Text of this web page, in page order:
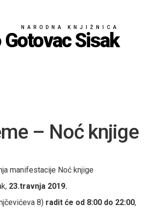
NARODNA KNJIŽNICA
Gotovac Sisak
– Noć knjige
manifestacije Noć knjige
23.travnja 2019.
8) radit će od 8:00 do 22:00,